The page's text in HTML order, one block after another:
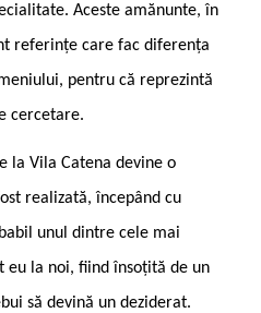
Aceste amănunte, în
referințe care fac diferența
pentru că reprezintă
cercetare.
la Vila Catena devine o
realizată, începând cu
unul dintre cele mai
eu la noi, fiind însoțită de un
să devină un deziderat.